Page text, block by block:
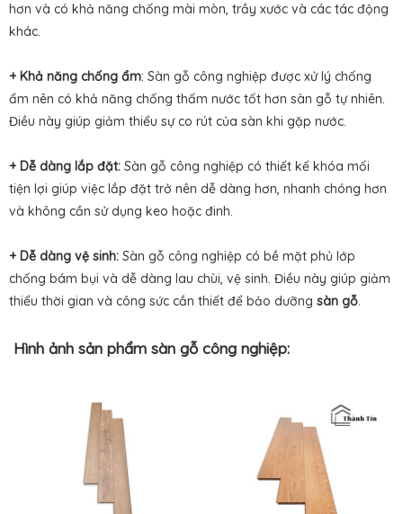
hơn và có khả năng chống mài mòn, trầy xước và các tác động
khác.
+ Khả năng chống ẩm: Sàn gỗ công nghiệp được xử lý chống
ẩm nên có khả năng chống thấm nước tốt hơn sàn gỗ tự nhiên.
Điều này giúp giảm thiểu sự co rút của sàn khi gặp nước.
+ Dễ dàng lắp đặt: Sàn gỗ công nghiệp có thiết kế khóa mối
tiện lợi giúp việc lắp đặt trở nên dễ dàng hơn, nhanh chóng hơn
và không cần sử dụng keo hoặc đinh.
+ Dễ dàng vệ sinh: Sàn gỗ công nghiệp có bề mặt phủ lớp
chống bám bụi và dễ dàng lau chùi, vệ sinh. Điều này giúp giảm
thiểu thời gian và công sức cần thiết để bảo dưỡng sàn gỗ.
Hình ảnh sản phẩm sàn gỗ công nghiệp: